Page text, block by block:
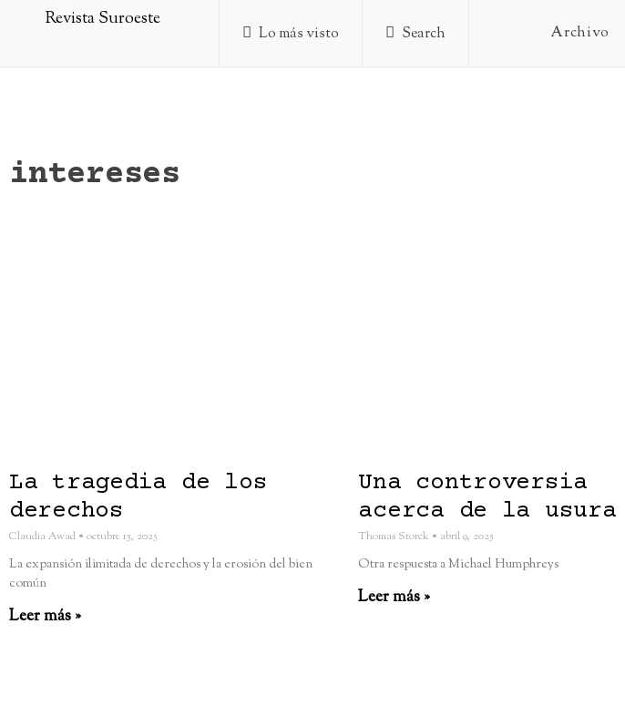
Lo más visto Search Archivo
intereses
La tragedia de los
derechos
Claudia Awad octubre 15, 2025
La expansión ilimitada de derechos y la erosión del bien
común
Leer más »
Una controversia
acerca de la usura
Thomas Storck abril 9, 2025
Otra respuesta a Michael Humphreys
Leer más »